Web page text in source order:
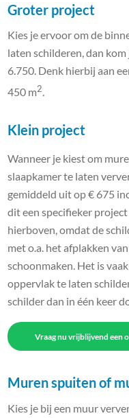
Groter project
Kies je ervoor om de
laten schilderen, dan
6.750. Denk hierbij aan
450 m2.
Klein project
Wanneer je kiest om
slaapkamer te laten
gemiddeld uit op € 675
dit een specifieker
hierboven, omdat de
met o.a. het afplakken
schoonmaken. Het is
oppervlak te laten
schilder dan in één keer
Vraag nu vrijblijvend een
Muren spuiten of
Kies je bij een muur